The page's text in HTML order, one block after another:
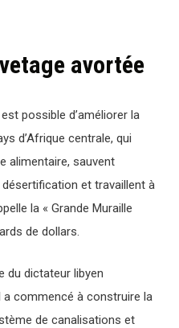
avortée
possible d’améliorer la
d’Afrique centrale, qui
alimentaire, sauvent
et travaillent à
la « Grande Muraille
de dollars.
du dictateur libyen
a commencé à construire la
de canalisations et